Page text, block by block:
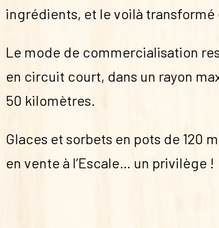
ingrédients, et le voilà transformé
Le mode de commercialisation
en circuit court, dans un rayon
50 kilomètres.
Glaces et sorbets en pots de 120
en vente à l’Escale… un privilège !